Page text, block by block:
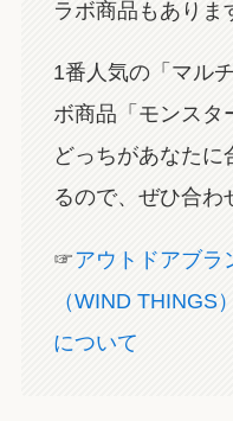
ラボ商品もありま
1番人気の「マル
ボ商品「モンスタ
どっちがあなたに
るので、ぜひ合わ
☞アウトドアブラ
（WIND THINGS
について